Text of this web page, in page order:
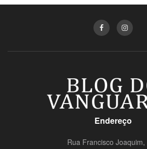
Endereço
Rua Francisco Joaquim,